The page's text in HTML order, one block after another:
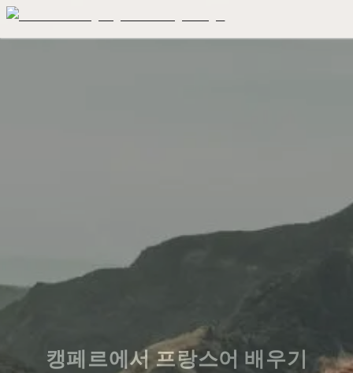
캥페르에서 프랑스어 배우기